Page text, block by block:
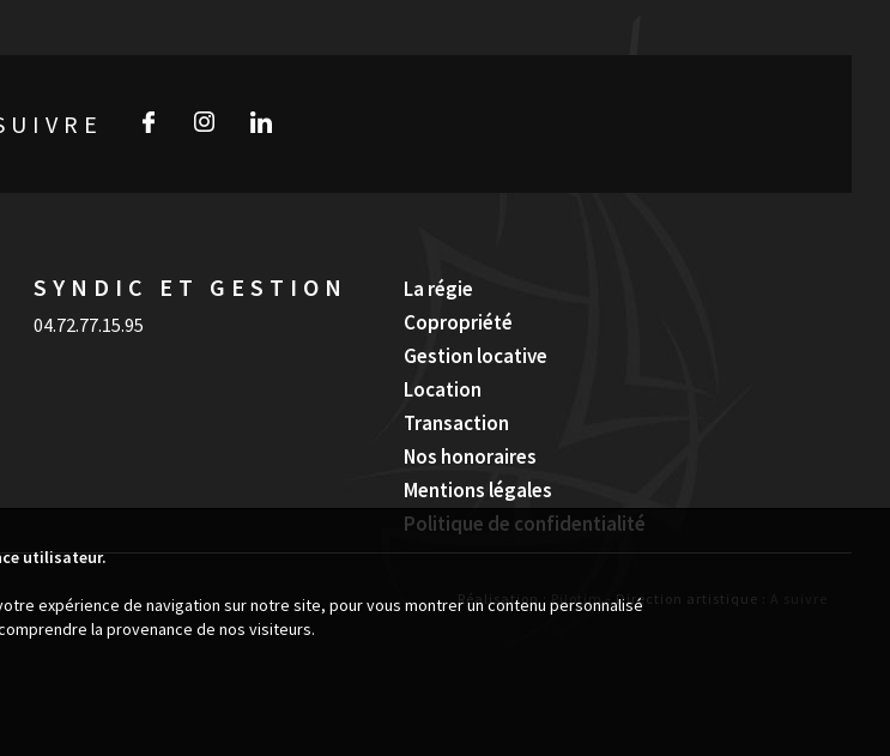
SYNDIC ET GESTION
04.72.77.15.95
La régie
Copropriété
Gestion locative
Location
Transaction
Nos honoraires
Mentions légales
Politique de confidentialité
Réalisation :Pilotim- Direction artistique :
utilisateur.
expérience de navigation sur notre site, pour vous montrer un contenu personnalisé
la provenance de nos visiteurs.